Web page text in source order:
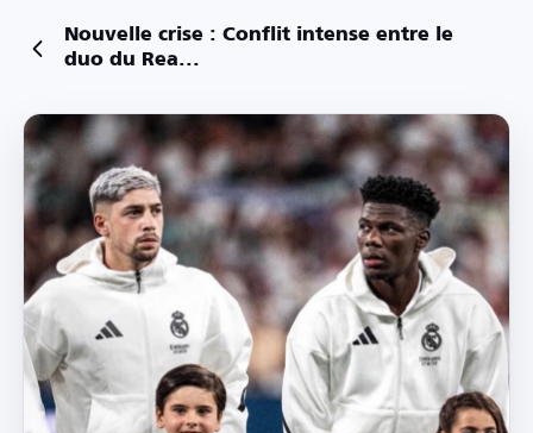
Nouvelle crise : Conflit intense entre le
duo du Rea...